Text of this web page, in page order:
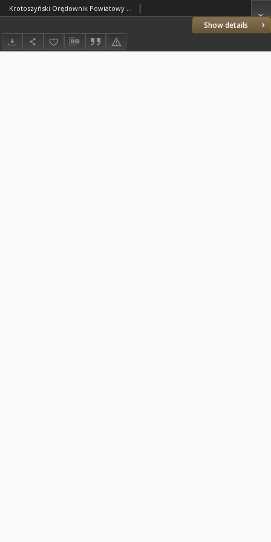
Show details
Krotoszyński Orędownik Powiatowy 1920 R.72 Nr63